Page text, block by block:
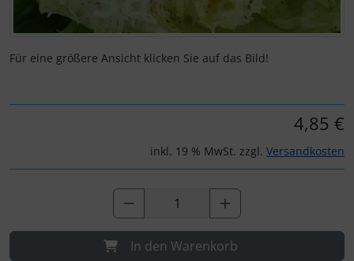
Für eine größere Ansicht klicken Sie auf das Bild!
4,85 €
inkl. 19 % MwSt. zzgl. Versandkosten
In den Warenkorb